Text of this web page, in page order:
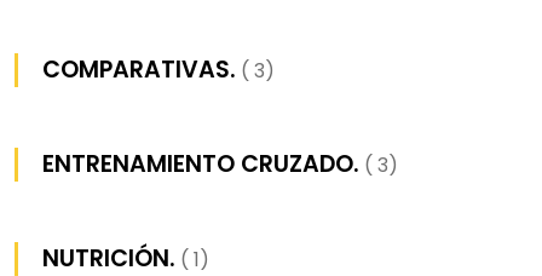
COMPARATIVAS. ( 3)
ENTRENAMIENTO CRUZADO. ( 3)
NUTRICIÓN. ( 1)